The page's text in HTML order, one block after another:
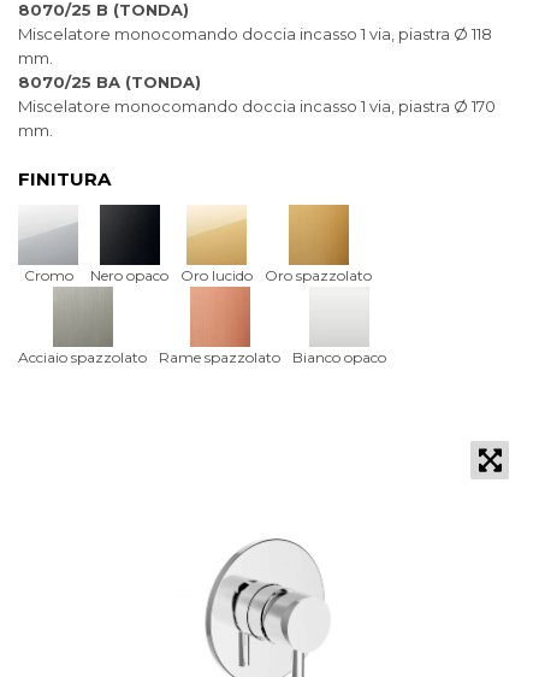
8070/25 B (TONDA)
Miscelatore monocomando doccia incasso 1 via, piastra Ø 118
mm.
8070/25 BA (TONDA)
Miscelatore monocomando doccia incasso 1 via, piastra Ø 170
mm.
FINITURA
Cromo Nero opaco Oro lucido Oro spazzolato
Acciaio spazzolato Rame spazzolato Bianco opaco